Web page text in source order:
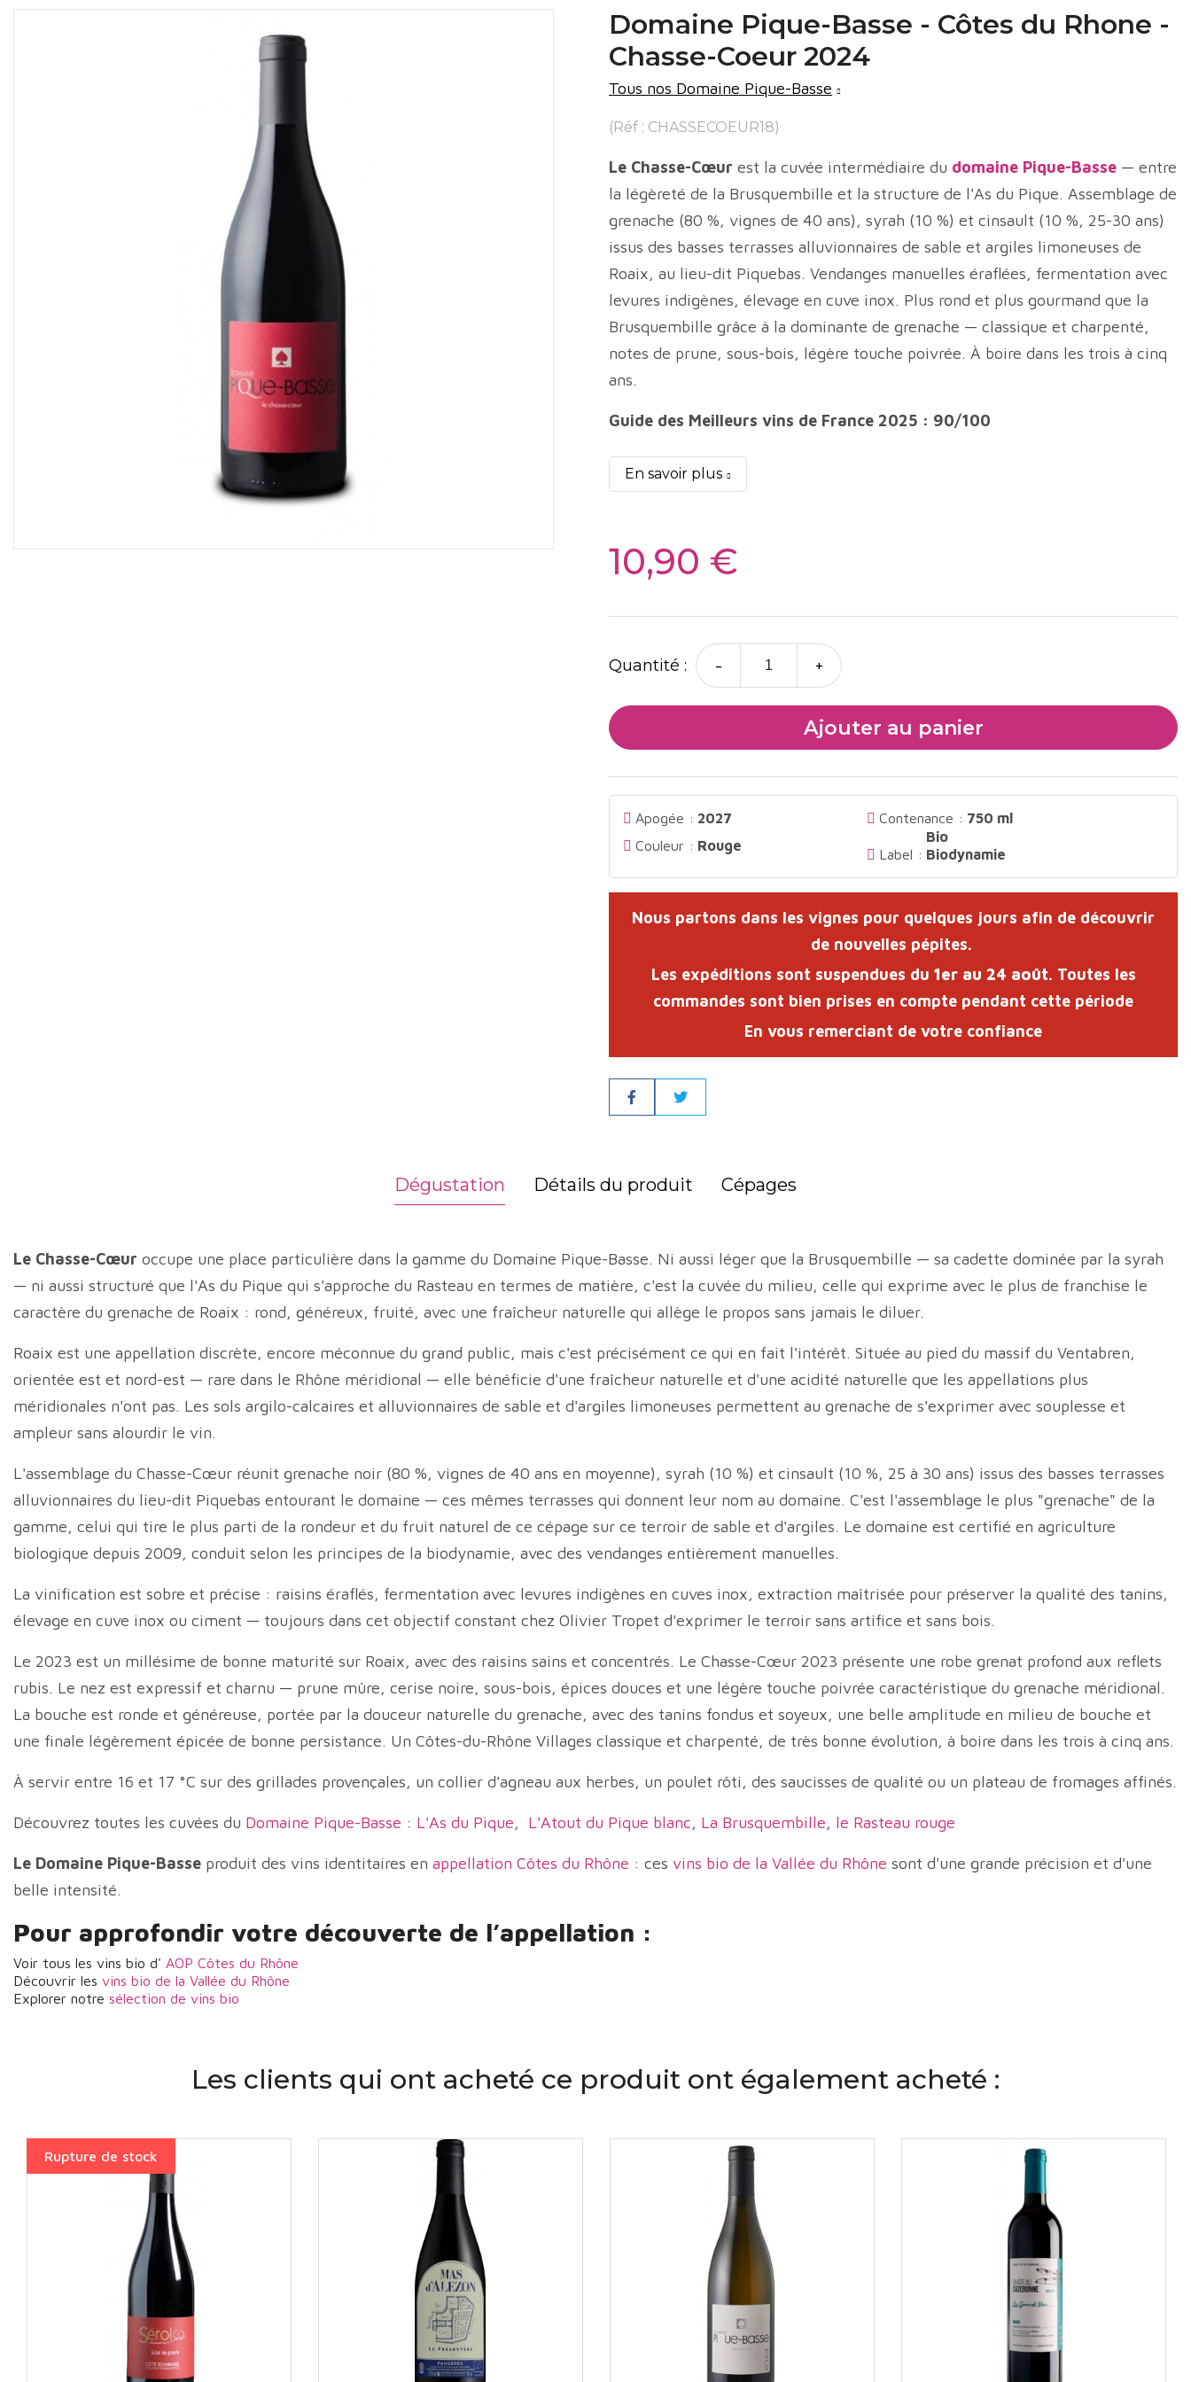
Domaine Pique-Basse - Côtes du Rhone -
Chasse-Coeur 2024
Tous nos Domaine Pique-Basse
(Réf : CHASSECOEUR18)
Le Chasse-Cœur est la cuvée intermédiaire du domaine Pique-Basse — entre
la légèreté de la Brusquembille et la structure de l'As du Pique. Assemblage de
grenache (80 %, vignes de 40 ans), syrah (10 %) et cinsault (10 %, 25-30 ans)
issus des basses terrasses alluvionnaires de sable et argiles limoneuses de
Roaix, au lieu-dit Piquebas. Vendanges manuelles éraflées, fermentation avec
levures indigènes, élevage en cuve inox. Plus rond et plus gourmand que la
Brusquembille grâce à la dominante de grenache — classique et charpenté,
notes de prune, sous-bois, légère touche poivrée. À boire dans les trois à cinq
ans.
Guide des Meilleurs vins de France 2025 : 90/100
En savoir plus
10,90 €
Quantité : - +
Ajouter au panier
Apogée : 2027 Contenance : 750 ml
Couleur : Rouge
Label :
Bio
Biodynamie
Nous partons dans les vignes pour quelques jours afin de découvrir
de nouvelles pépites.
Les expéditions sont suspendues du 1er au 24 août. Toutes les
commandes sont bien prises en compte pendant cette période
En vous remerciant de votre confiance
Partager
Dégustation
Le Chasse-Cœur occupe une place particulière dans la gamme du Domaine Pique-Basse. Ni aussi léger que la Brusquembille — sa cadette dominée par la syrah
— ni aussi structuré que l'As du Pique qui s'approche du Rasteau en termes de matière, c'est la cuvée du milieu, celle qui exprime avec le plus de franchise le
caractère du grenache de Roaix : rond, généreux, fruité, avec une fraîcheur naturelle qui allège le propos sans jamais le diluer.
Roaix est une appellation discrète, encore méconnue du grand public, mais c'est précisément ce qui en fait l'intérêt. Située au pied du massif du Ventabren,
orientée est et nord-est — rare dans le Rhône méridional — elle bénéficie d'une fraîcheur naturelle et d'une acidité naturelle que les appellations plus
méridionales n'ont pas. Les sols argilo-calcaires et alluvionnaires de sable et d'argiles limoneuses permettent au grenache de s'exprimer avec souplesse et
ampleur sans alourdir le vin.
L'assemblage du Chasse-Cœur réunit grenache noir (80 %, vignes de 40 ans en moyenne), syrah (10 %) et cinsault (10 %, 25 à 30 ans) issus des basses terrasses
alluvionnaires du lieu-dit Piquebas entourant le domaine — ces mêmes terrasses qui donnent leur nom au domaine. C'est l'assemblage le plus "grenache" de la
gamme, celui qui tire le plus parti de la rondeur et du fruit naturel de ce cépage sur ce terroir de sable et d'argiles. Le domaine est certifié en agriculture
biologique depuis 2009, conduit selon les principes de la biodynamie, avec des vendanges entièrement manuelles.
La vinification est sobre et précise : raisins éraflés, fermentation avec levures indigènes en cuves inox, extraction maîtrisée pour préserver la qualité des tanins,
élevage en cuve inox ou ciment — toujours dans cet objectif constant chez Olivier Tropet d'exprimer le terroir sans artifice et sans bois.
Le 2023 est un millésime de bonne maturité sur Roaix, avec des raisins sains et concentrés. Le Chasse-Cœur 2023 présente une robe grenat profond aux reflets
rubis. Le nez est expressif et charnu — prune mûre, cerise noire, sous-bois, épices douces et une légère touche poivrée caractéristique du grenache méridional.
La bouche est ronde et généreuse, portée par la douceur naturelle du grenache, avec des tanins fondus et soyeux, une belle amplitude en milieu de bouche et
une finale légèrement épicée de bonne persistance. Un Côtes-du-Rhône Villages classique et charpenté, de très bonne évolution, à boire dans les trois à cinq ans.
À servir entre 16 et 17 °C sur des grillades provençales, un collier d'agneau aux herbes, un poulet rôti, des saucisses de qualité ou un plateau de fromages affinés.
Découvrez toutes les cuvées du Domaine Pique-Basse : L'As du Pique, L'Atout du Pique blanc, La Brusquembille, le Rasteau rouge
Le Domaine Pique-Basse produit des vins identitaires en appellation Côtes du Rhône : ces vins bio de la Vallée du Rhône sont d'une grande précision et d'une
belle intensité.
Pour approfondir votre découverte de l’appellation :
Voir tous les vins bio d' AOP Côtes du Rhône
Découvrir les vins bio de la Vallée du Rhône
Explorer notre sélection de vins bio
Détails du produit Cépages
Les clients qui ont acheté ce produit ont également acheté :
Rupture de stock